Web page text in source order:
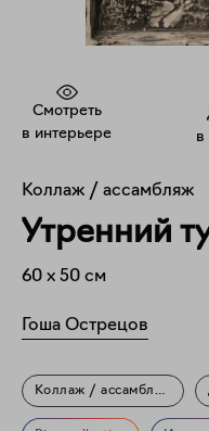
Смотреть
в интерьере
в
Коллаж / ассамбляж
Утренний
60 x 50 см
Гоша Острецов
Коллаж / ассамбляж